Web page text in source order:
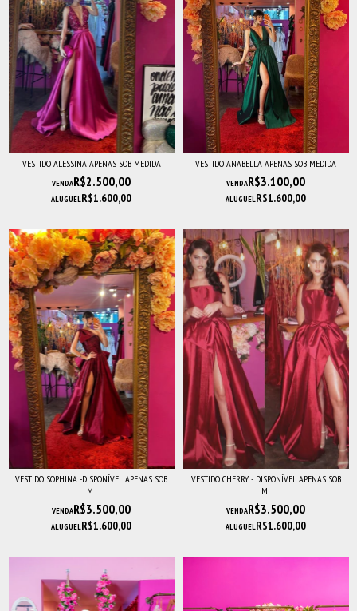
VESTIDO ALESSINA APENAS SOB MEDIDA
VENDAR$2.500,00
ALUGUELR$1.600,00
VESTIDO ANABELLA APENAS SOB MEDIDA
VENDAR$3.100,00
ALUGUELR$1.600,00
VESTIDO SOPHINA -DISPONÍVEL APENAS SOB
M...
VENDAR$3.500,00
ALUGUELR$1.600,00
VESTIDO CHERRY - DISPONÍVEL APENAS SOB
M...
VENDAR$3.500,00
ALUGUELR$1.600,00